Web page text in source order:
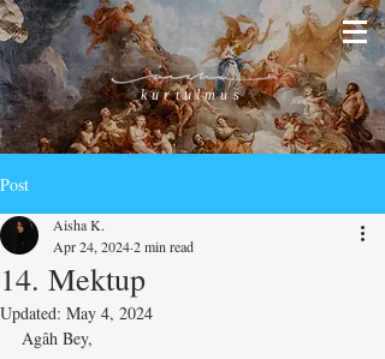
kurtulmus
Post
14. Mektup
Aisha K.
Apr 24, 20242 min read
Updated: May 4, 2024
Agâh Bey,